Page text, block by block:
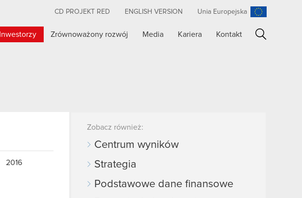
CD PROJEKT RED ENGLISH VERSION Unia Europejska
Inwestorzy Zrównoważony rozwój Media Kariera Kontakt
2016
Zobacz również:
Centrum wyników
Strategia
Podstawowe dane finansowe